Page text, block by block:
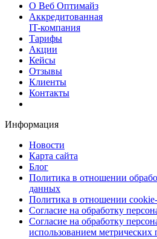
О Веб Оптимайз
Аккредитованная
IT-компания
Тарифы
Акции
Кейсы
Отзывы
Клиенты
Контакты
Информация
Новости
Карта сайта
Блог
Политика в отношении
данных
Политика в отношении
Согласие на обработку
Согласие на обработку
использованием метрических